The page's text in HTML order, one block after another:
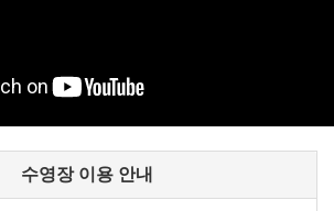
수영장 이용 안내